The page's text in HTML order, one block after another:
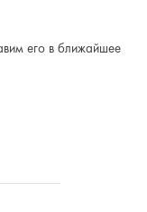
его в ближайшее